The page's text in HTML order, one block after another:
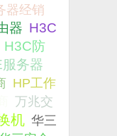
器经销
器 H3C
H3C防
务器
HP工作
万兆交
机 华三